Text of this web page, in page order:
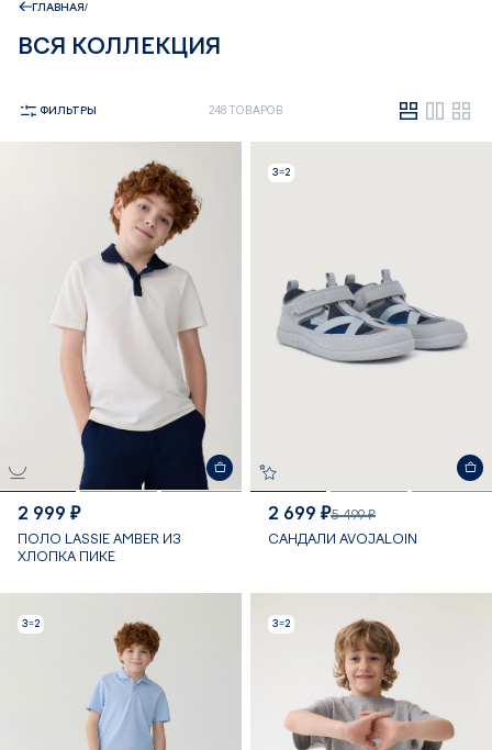
ГЛАВНАЯ
ВСЯ КОЛЛЕКЦИЯ
ФИЛЬТРЫ 248 ТОВАРОВ
2 999 ₽
ПОЛО LASSIE AMBER ИЗ
ХЛОПКА ПИКЕ
3=2
2 699 ₽5 499 ₽
САНДАЛИ AVOJALOIN
3=2 3=2